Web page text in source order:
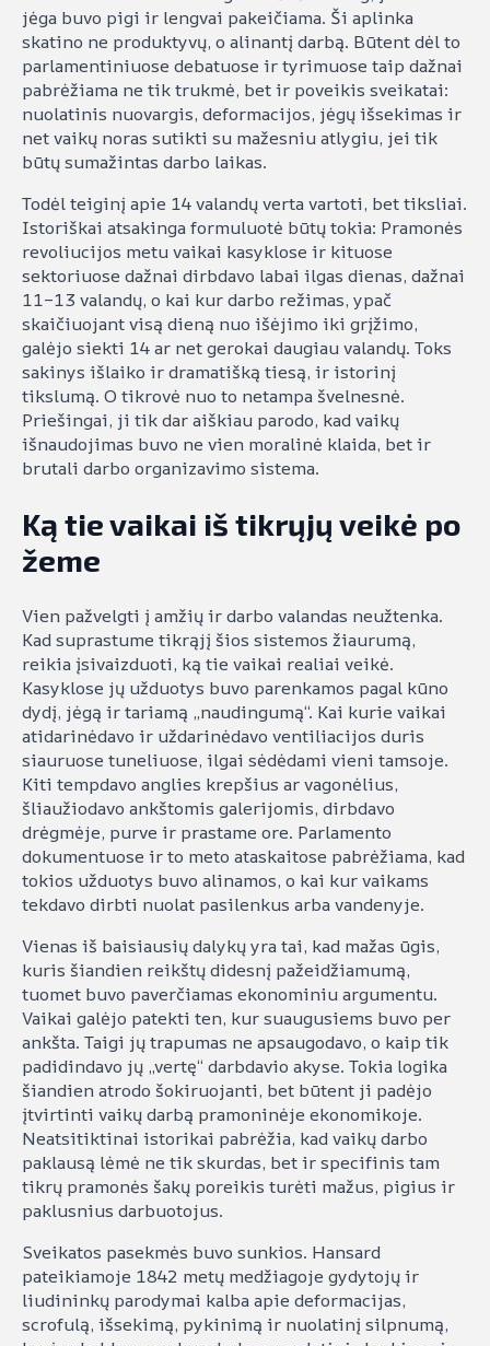
jėga buvo pigi ir lengvai pakeičiama. Ši aplinka
skatino ne produktyvų, o alinantį darbą. Būtent dėl to
parlamentiniuose debatuose ir tyrimuose taip dažnai
pabrėžiama ne tik trukmė, bet ir poveikis sveikatai:
nuolatinis nuovargis, deformacijos, jėgų išsekimas ir
net vaikų noras sutikti su mažesniu atlygiu, jei tik
būtų sumažintas darbo laikas.
Todėl teiginį apie 14 valandų verta vartoti, bet tiksliai.
Istoriškai atsakinga formuluotė būtų tokia: Pramonės
revoliucijos metu vaikai kasyklose ir kituose
sektoriuose dažnai dirbdavo labai ilgas dienas, dažnai
11–13 valandų, o kai kur darbo režimas, ypač
skaičiuojant visą dieną nuo išėjimo iki grįžimo,
galėjo siekti 14 ar net gerokai daugiau valandų. Toks
sakinys išlaiko ir dramatišką tiesą, ir istorinį
tikslumą. O tikrovė nuo to netampa švelnesnė.
Priešingai, ji tik dar aiškiau parodo, kad vaikų
išnaudojimas buvo ne vien moralinė klaida, bet ir
brutali darbo organizavimo sistema.
Ką tie vaikai iš tikrųjų veikė po
žeme
Vien pažvelgti į amžių ir darbo valandas neužtenka.
Kad suprastume tikrąjį šios sistemos žiaurumą,
reikia įsivaizduoti, ką tie vaikai realiai veikė.
Kasyklose jų užduotys buvo parenkamos pagal kūno
dydį, jėgą ir tariamą „naudingumą“. Kai kurie vaikai
atidarinėdavo ir uždarinėdavo ventiliacijos duris
siauruose tuneliuose, ilgai sėdėdami vieni tamsoje.
Kiti tempdavo anglies krepšius ar vagonėlius,
šliaužiodavo ankštomis galerijomis, dirbdavo
drėgmėje, purve ir prastame ore. Parlamento
dokumentuose ir to meto ataskaitose pabrėžiama, kad
tokios užduotys buvo alinamos, o kai kur vaikams
tekdavo dirbti nuolat pasilenkus arba vandenyje.
Vienas iš baisiausių dalykų yra tai, kad mažas ūgis,
kuris šiandien reikštų didesnį pažeidžiamumą,
tuomet buvo paverčiamas ekonominiu argumentu.
Vaikai galėjo patekti ten, kur suaugusiems buvo per
ankšta. Taigi jų trapumas ne apsaugodavo, o kaip tik
padidindavo jų „vertę“ darbdavio akyse. Tokia logika
šiandien atrodo šokiruojanti, bet būtent ji padėjo
įtvirtinti vaikų darbą pramoninėje ekonomikoje.
Neatsitiktinai istorikai pabrėžia, kad vaikų darbo
paklausą lėmė ne tik skurdas, bet ir specifinis tam
tikrų pramonės šakų poreikis turėti mažus, pigius ir
paklusnius darbuotojus.
Sveikatos pasekmės buvo sunkios. Hansard
pateikiamoje 1842 metų medžiagoje gydytojų ir
liudininkų parodymai kalba apie deformacijas,
scrofulą, išsekimą, pykinimą ir nuolatinį silpnumą,